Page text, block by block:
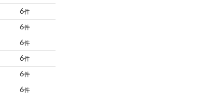
6件
6件
6件
6件
6件
6件